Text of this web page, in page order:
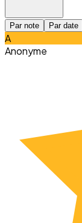
Par note Par date
A
Anonyme